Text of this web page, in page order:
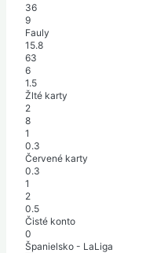
36
9
Fauly
15.8
63
6
1.5
Žlté karty
2
8
1
0.3
Červené karty
0.3
1
2
0.5
Čisté konto
0
Španielsko - LaLiga